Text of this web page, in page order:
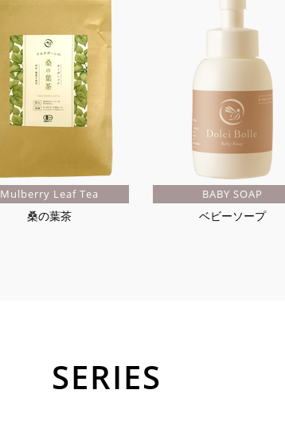
Mulberry Leaf Tea
桑の葉茶
BABY SOAP
ベビーソープ
SERIES